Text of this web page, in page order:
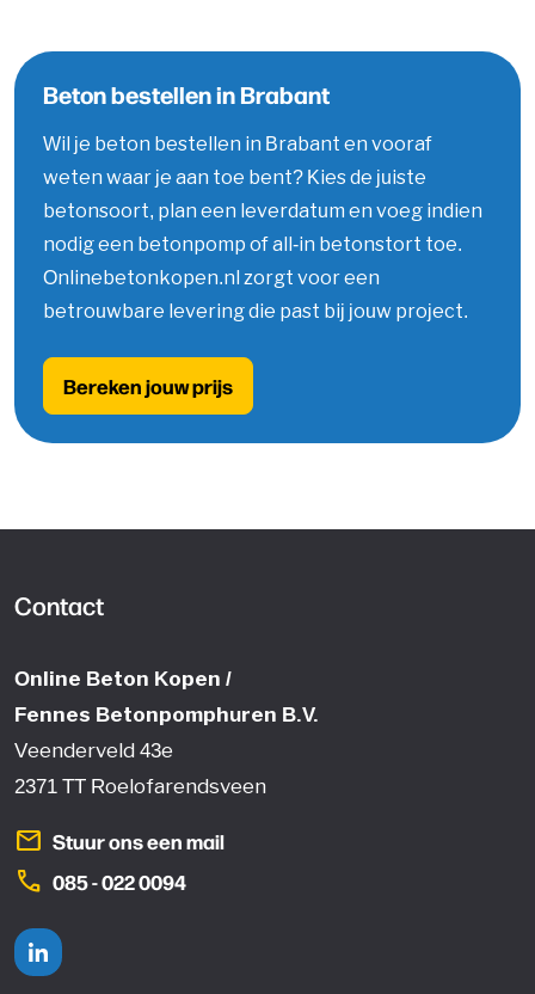
Beton bestellen in Brabant
Wil je beton bestellen in Brabant en vooraf
weten waar je aan toe bent? Kies de juiste
betonsoort, plan een leverdatum en voeg indien
nodig een betonpomp of all-in betonstort toe.
Onlinebetonkopen.nl zorgt voor een
betrouwbare levering die past bij jouw project.
Bereken jouw prijs
Contact
Online Beton Kopen /
Fennes Betonpomphuren B.V.
Veenderveld 43e
2371 TT Roelofarendsveen
mail Stuur ons een mail
phone 085 - 022 0094
Linkedin